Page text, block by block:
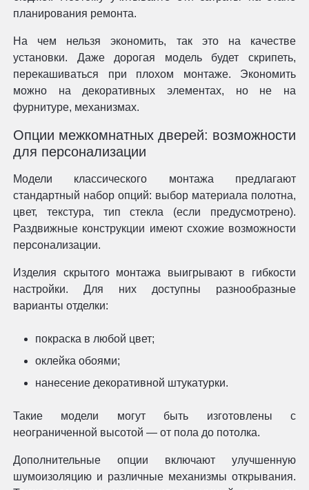
планирования ремонта.
На чем нельзя экономить, так это на качестве
установки. Даже дорогая модель будет скрипеть,
перекашиваться при плохом монтаже. Экономить
можно на декоративных элементах, но не на
фурнитуре, механизмах.
Опции межкомнатных дверей: возможности
для персонализации
Модели классического монтажа предлагают
стандартный набор опций: выбор материала полотна,
цвет, текстура, тип стекла (если предусмотрено).
Раздвижные конструкции имеют схожие возможности
персонализации.
Изделия скрытого монтажа выигрывают в гибкости
настройки. Для них доступны разнообразные
варианты отделки:
покраска в любой цвет;
оклейка обоями;
нанесение декоративной штукатурки.
Такие модели могут быть изготовлены с
неограниченной высотой — от пола до потолка.
Дополнительные опции включают улучшенную
шумоизоляцию и различные механизмы открывания.